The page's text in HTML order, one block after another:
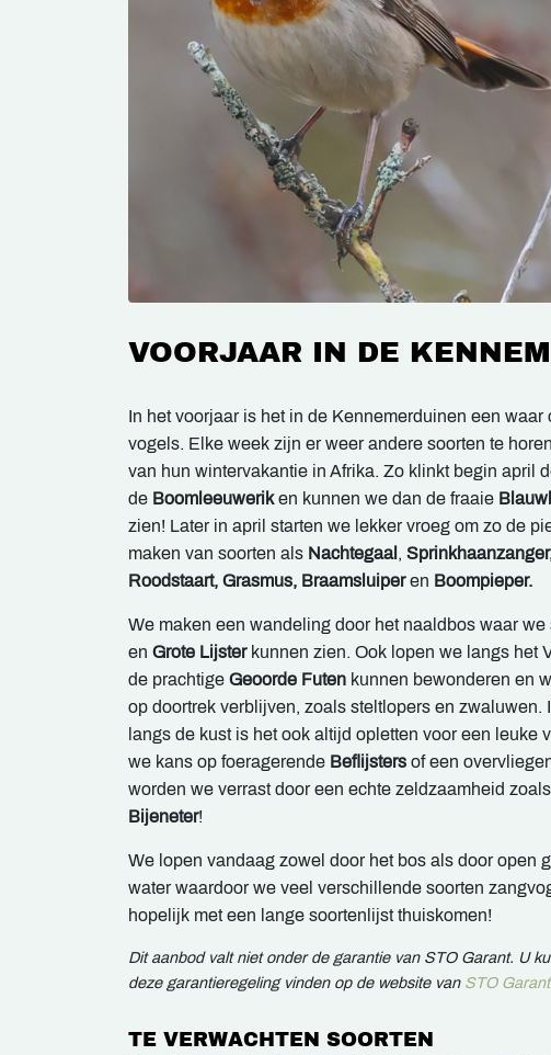
VOORJAAR IN DE
In het voorjaar is het in de Kennemerduinen een waar
vogels. Elke week zijn er weer andere soorten te
van hun wintervakantie in Afrika. Zo klinkt begin april
de Boomleeuweriken kunnen we dan de fraaie
zien! Later in april starten we lekker vroeg om zo de
maken van soorten als Nachtegaal ,
Roodstaart, Grasmus, Braamsluiperen Boompieper.
We maken een wandeling door het naaldbos waar we
en Grote Lijsterkunnen zien. Ook lopen we langs het
de prachtige Geoorde Futen kunnen bewonderen en
op doortrek verblijven, zoals steltlopers en zwaluwen.
langs de kust is het ook altijd opletten voor een leuke
we kans op foeragerende Beflijsters of een
worden we verrast door een echte zeldzaamheid
Bijeneter!
We lopen vandaag zowel door het bos als door open
water waardoor we veel verschillende soorten
hopelijk met een lange soortenlijst thuiskomen!
Dit aanbod valt niet onder de garantie van STO Garant. U
deze garantieregeling vinden op de website van STO Garant
TE VERWACHTEN SOORTEN